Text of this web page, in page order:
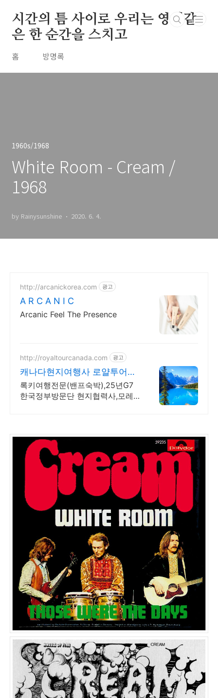
시간의 틈 사이로 우리는 영원같
은 한 순간을 스치고
홈 방명록
1960s/1968
White Room - Cream /
1968
by Rainysunshine 2020. 6. 4.
http://arcanickorea.com 광고
A R C A N I C
Arcanic Feel The Presence
http://royaltourcanada.com 광고
캐나다현지여행사 로얄투어
25년G7 한국방문단 협력사
록키여행전문(밴프숙박),25년G7
한국정부방문단 현지협력사,모레